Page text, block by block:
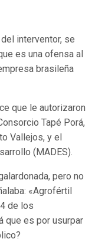
interventor, se
es una ofensa al
brasileña
que le autorizaron
Tapé Porá,
Vallejos, y el
(MADES).
pero no
«Agrofértil
de los
que es por usurpar